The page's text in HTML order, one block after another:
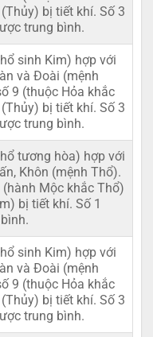
bị tiết khí. Số 3
trung bình.
sinh Kim) hợp với
và Đoài (mệnh
9 (thuộc Hỏa khắc
bị tiết khí. Số 3
trung bình.
tương hòa) hợp với
Khôn (mệnh Thổ).
(hành Mộc khắc Thổ)
bị tiết khí. Số 1
sinh Kim) hợp với
và Đoài (mệnh
9 (thuộc Hỏa khắc
bị tiết khí. Số 3
trung bình.